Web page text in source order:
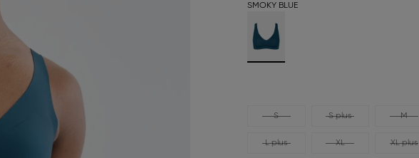
SMOKY BLUE
S S plus M
L plus XL XL plus